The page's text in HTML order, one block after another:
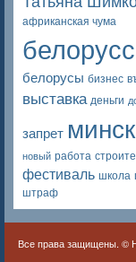
африканская чума
белорусы бизнес
выставка деньги
запрет минск
новый работа
фестиваль школа
штраф
Все права защищены. ©